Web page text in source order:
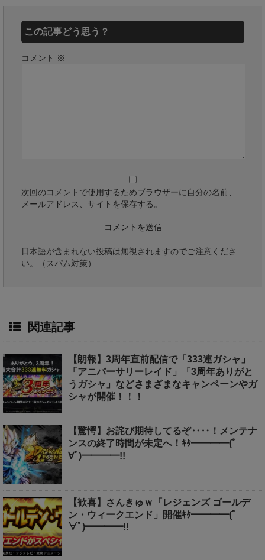
この記事どう思う？
コメント ※
次回のコメントで使用するためブラウザーに自分の名前、
メールアドレス、サイトを保存する。
日本語が含まれない投稿は無視されますのでご注意くださ
い。（スパム対策）
関連記事
【朗報】3周年直前配信で「333連ガシャ」
「アニバーサリーレイド」「3周年ありがと
うガシャ」などさまざまなキャンペーンやガ
シャが開催！！！
【驚愕】お詫び期待してるぞ‥‥！メンテナ
ンスの終了時間が未定へ！ｷﾀ━━━━(ﾟ
∀ﾟ)━━━━!!
【歓喜】さんきゅｗ「レジェンズ ゴールデ
ン・ウィークエンド」開催ｷﾀ━━━━(ﾟ
∀ﾟ)━━━━!!